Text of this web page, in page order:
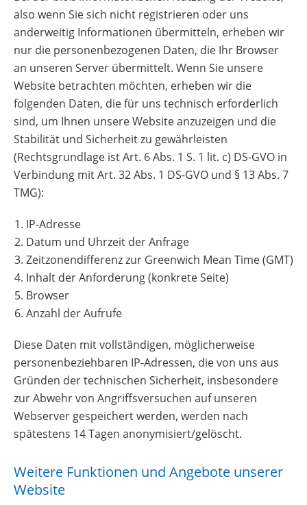
also wenn Sie sich nicht registrieren oder uns
anderweitig Informationen übermitteln, erheben wir
nur die personenbezogenen Daten, die Ihr Browser
an unseren Server übermittelt. Wenn Sie unsere
Website betrachten möchten, erheben wir die
folgenden Daten, die für uns technisch erforderlich
sind, um Ihnen unsere Website anzuzeigen und die
Stabilität und Sicherheit zu gewährleisten
(Rechtsgrundlage ist Art. 6 Abs. 1 S. 1 lit. c) DS-GVO in
Verbindung mit Art. 32 Abs. 1 DS-GVO und § 13 Abs. 7
TMG):
IP-Adresse
Datum und Uhrzeit der Anfrage
Zeitzonendifferenz zur Greenwich Mean Time (GMT)
Inhalt der Anforderung (konkrete Seite)
Browser
Anzahl der Aufrufe
Diese Daten mit vollständigen, möglicherweise
personenbeziehbaren IP-Adressen, die von uns aus
Gründen der technischen Sicherheit, insbesondere
zur Abwehr von Angriffsversuchen auf unseren
Webserver gespeichert werden, werden nach
spätestens 14 Tagen anonymisiert/gelöscht.
Weitere Funktionen und Angebote unserer
Website